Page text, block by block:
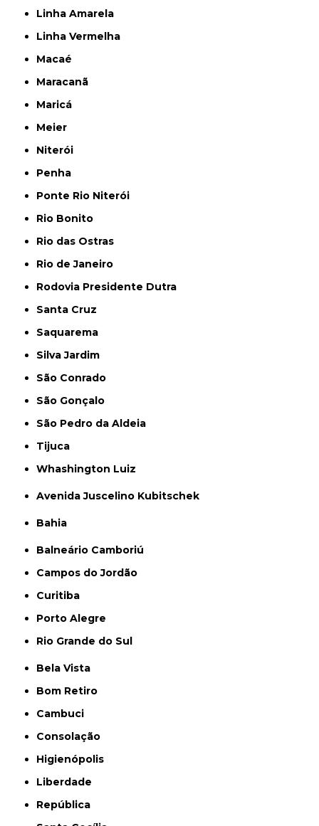
Linha Amarela
Linha Vermelha
Macaé
Maracanã
Maricá
Meier
Niterói
Penha
Ponte Rio Niterói
Rio Bonito
Rio das Ostras
Rio de Janeiro
Rodovia Presidente Dutra
Santa Cruz
Saquarema
Silva Jardim
São Conrado
São Gonçalo
São Pedro da Aldeia
Tijuca
Whashington Luiz
Avenida Juscelino Kubitschek
Bahia
Balneário Camboriú
Campos do Jordão
Curitiba
Porto Alegre
Rio Grande do Sul
Bela Vista
Bom Retiro
Cambuci
Consolação
Higienópolis
Liberdade
República